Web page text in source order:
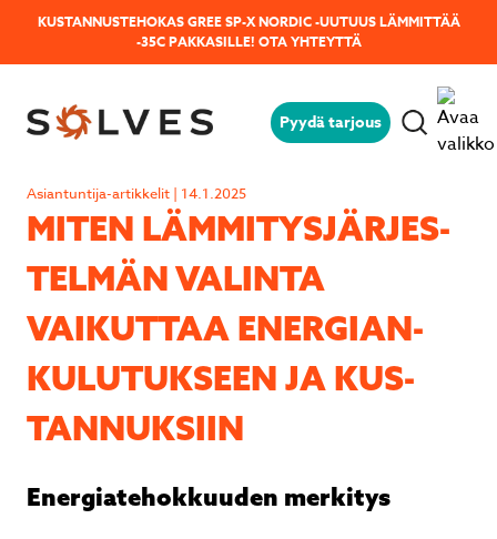
KUSTANNUSTEHOKAS GREE SP-X NORDIC -UUTUUS LÄMMITTÄÄ
-35C PAKKASILLE! OTA YHTEYTTÄ
Pyydä tarjous
Asiantuntija-artikkelit | 14.1.2025
MITEN LÄM­MI­TYS­JÄR­JES­
TEL­MÄN VALINTA
VAIKUTTAA ENER­GIAN­
KU­LU­TUK­SEEN JA KUS­
TAN­NUK­SIIN
Energiatehokkuuden merkitys
Jäikö sinulla kysyttävää?
Lähetä kysymyksesi helposti tämän
lomakkeen avulla niin vastaamme sinulle
mahdollisimman pian!